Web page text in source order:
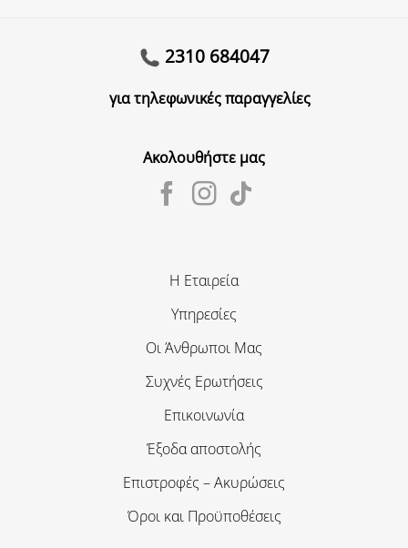
2310 684047
για τηλεφωνικές παραγγελίες
Ακολουθήστε μας
Η Εταιρεία
Υπηρεσίες
Οι Άνθρωποι Μας
Συχνές Ερωτήσεις
Επικοινωνία
Έξοδα αποστολής
Επιστροφές – Ακυρώσεις
Όροι και Προϋποθέσεις